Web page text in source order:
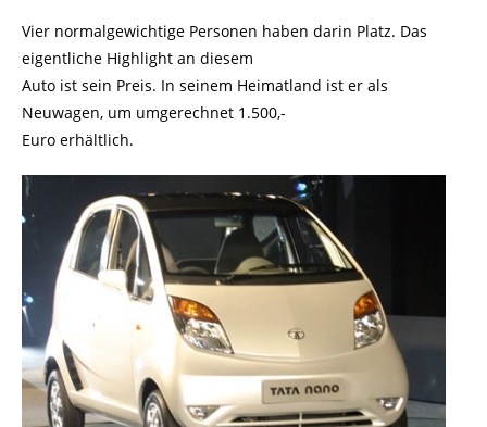
Vier normalgewichtige Personen haben darin Platz. Das
eigentliche Highlight an diesem
Auto ist sein Preis. In seinem Heimatland ist er als
Neuwagen, um umgerechnet 1.500,-
Euro erhältlich.